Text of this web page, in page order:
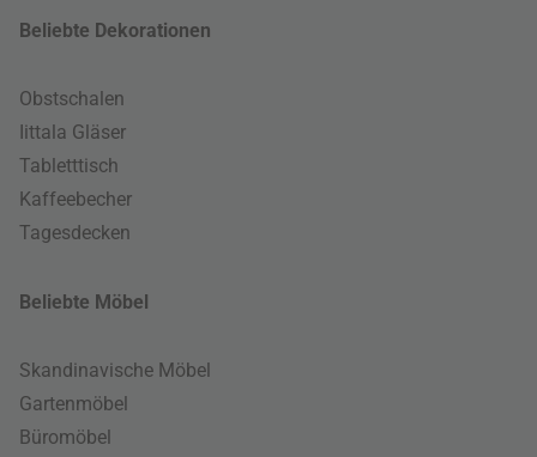
Beliebte Dekorationen
Obstschalen
Iittala Gläser
Tabletttisch
Kaffeebecher
Tagesdecken
Beliebte Möbel
Skandinavische Möbel
Gartenmöbel
Büromöbel